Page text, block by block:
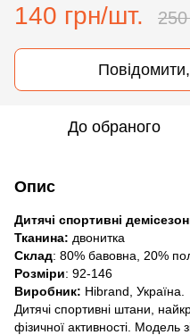
140 грн/шт.
До обраного
Опис
Дитячі спортивні
Тканина: двонитка
Склад: 80% бавовна, 20%
Розміри: 92-146
Виробник: Hibrand, Україна.
Дитячі спортивні штани,
фізичної активності. Модель